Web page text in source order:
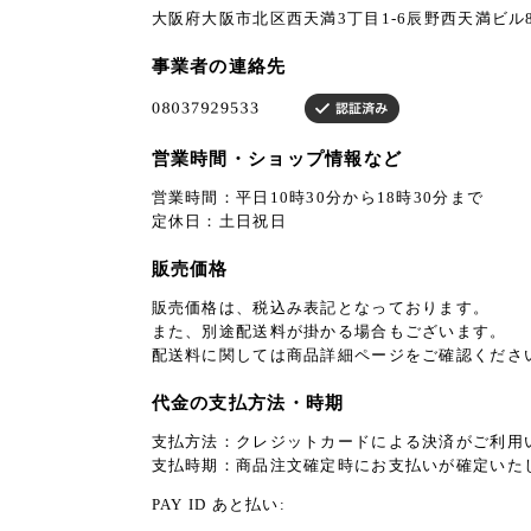
大阪府大阪市北区西天満3丁目1-6辰野西天満ビル
事業者の連絡先
営業時間・ショップ情報など
営業時間：平日10時30分から18時30分まで
定休日：土日祝日
販売価格
販売価格は、税込み表記となっております。
また、別途配送料が掛かる場合もございます。
配送料に関しては商品詳細ページをご確認くださ
代金の支払方法・時期
支払方法：クレジットカードによる決済がご利用
支払時期：商品注文確定時にお支払いが確定いた
PAY ID あと払い: